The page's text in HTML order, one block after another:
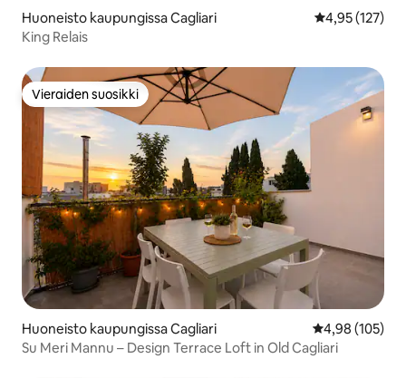
Huoneisto kaupungissa Cagliari
4,95 (127)
King Relais
Vieraiden suosikki
Vieraiden suosikki
Huoneisto kaupungissa Cagliari
4,98 (105)
Su Meri Mannu – Design Terrace Loft in Old Cagliari